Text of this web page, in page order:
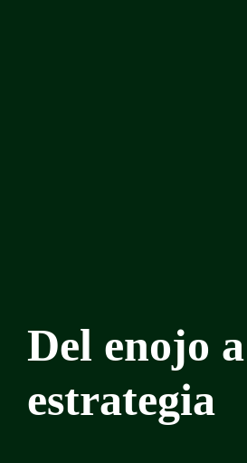
Del enojo
estrategia